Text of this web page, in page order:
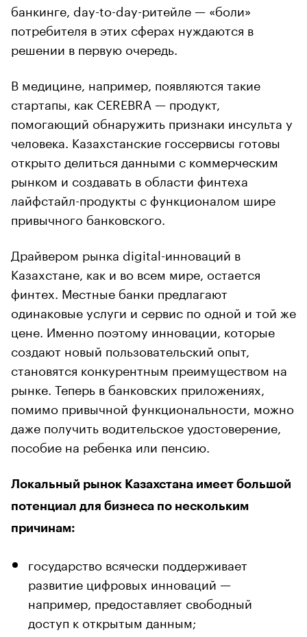
банкинге, day-to-day-ритейле — «боли»
потребителя в этих сферах нуждаются в
решении в первую очередь.
В медицине, например, появляются такие
стартапы, как CEREBRA — продукт,
помогающий обнаружить признаки инсульта у
человека. Казахстанские госсервисы готовы
открыто делиться данными с коммерческим
рынком и создавать в области финтеха
лайфстайл-продукты с функционалом шире
привычного банковского.
Драйвером рынка digital-инноваций в
Казахстане, как и во всем мире, остается
финтех. Местные банки предлагают
одинаковые услуги и сервис по одной и той же
цене. Именно поэтому инновации, которые
создают новый пользовательский опыт,
становятся конкурентным преимуществом на
рынке. Теперь в банковских приложениях,
помимо привычной функциональности, можно
даже получить водительское удостоверение,
пособие на ребенка или пенсию.
Локальный рынок Казахстана имеет большой
потенциал для бизнеса по нескольким
причинам:
государство всячески поддерживает
развитие цифровых инноваций —
например, предоставляет свободный
доступ к открытым данным;